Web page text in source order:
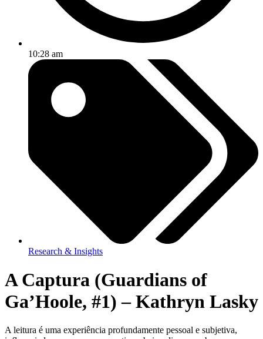
10:28 am
Research & Insights
A Captura (Guardians of
Ga’Hoole, #1) – Kathryn Lasky
A leitura é uma experiência profundamente pessoal e subjetiva,